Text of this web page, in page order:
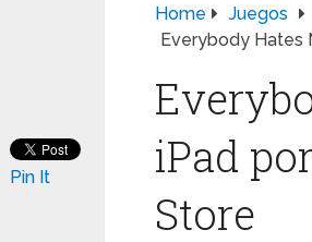
Home
Juegos
Everybody Hates
iPad
Store
Pin It